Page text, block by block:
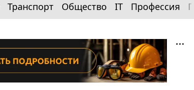
Транспорт Общество IT Профессия